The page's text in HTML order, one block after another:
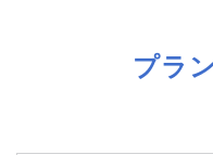
プラ